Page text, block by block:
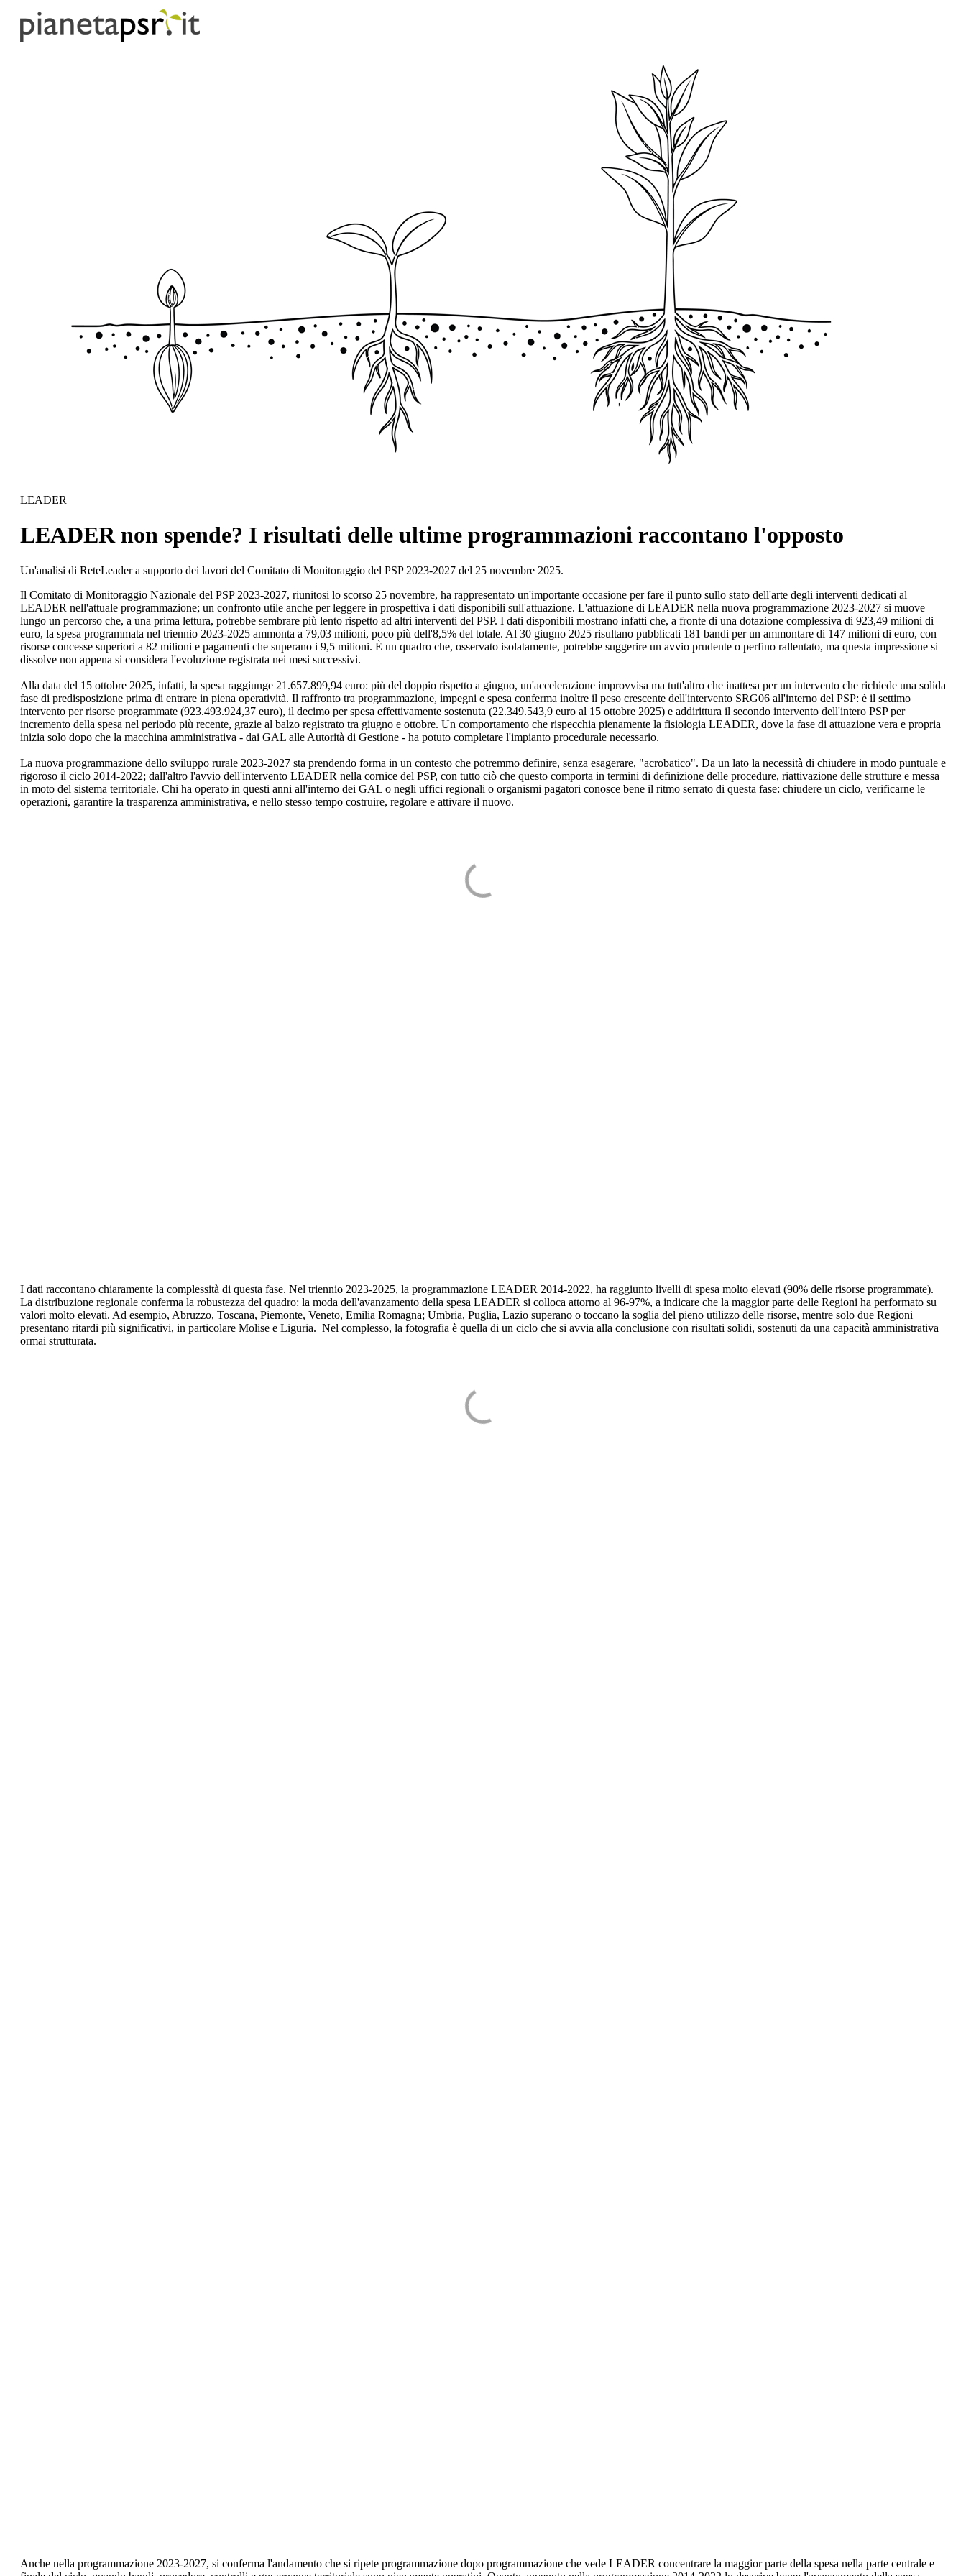
LEADER
LEADER non spende? I risultati delle ultime programmazioni raccontano l'opposto
Un'analisi di ReteLeader a supporto dei lavori del Comitato di Monitoraggio del PSP 2023-2027 del 25 novembre 2025.
Il Comitato di Monitoraggio Nazionale del PSP 2023-2027, riunitosi lo scorso 25 novembre, ha rappresentato un'importante occasione per fare il punto sullo stato dell'arte degli interventi dedicati al
LEADER nell'attuale programmazione; un confronto utile anche per leggere in prospettiva i dati disponibili sull'attuazione. L'attuazione di LEADER nella nuova programmazione 2023-2027 si muove
lungo un percorso che, a una prima lettura, potrebbe sembrare più lento rispetto ad altri interventi del PSP. I dati disponibili mostrano infatti che, a fronte di una dotazione complessiva di 923,49 milioni di
euro, la spesa programmata nel triennio 2023-2025 ammonta a 79,03 milioni, poco più dell'8,5% del totale. Al 30 giugno 2025 risultano pubblicati 181 bandi per un ammontare di 147 milioni di euro, con
risorse concesse superiori a 82 milioni e pagamenti che superano i 9,5 milioni. È un quadro che, osservato isolatamente, potrebbe suggerire un avvio prudente o perfino rallentato, ma questa impressione si
dissolve non appena si considera l'evoluzione registrata nei mesi successivi.
Alla data del 15 ottobre 2025, infatti, la spesa raggiunge 21.657.899,94 euro: più del doppio rispetto a giugno, un'accelerazione improvvisa ma tutt'altro che inattesa per un intervento che richiede una solida
fase di predisposizione prima di entrare in piena operatività. Il raffronto tra programmazione, impegni e spesa conferma inoltre il peso crescente dell'intervento SRG06 all'interno del PSP: è il settimo
intervento per risorse programmate (923.493.924,37 euro), il decimo per spesa effettivamente sostenuta (22.349.543,9 euro al 15 ottobre 2025) e addirittura il secondo intervento dell'intero PSP per
incremento della spesa nel periodo più recente, grazie al balzo registrato tra giugno e ottobre. Un comportamento che rispecchia pienamente la fisiologia LEADER, dove la fase di attuazione vera e propria
inizia solo dopo che la macchina amministrativa - dai GAL alle Autorità di Gestione - ha potuto completare l'impianto procedurale necessario.
La nuova programmazione dello sviluppo rurale 2023-2027 sta prendendo forma in un contesto che potremmo definire, senza esagerare, "acrobatico". Da un lato la necessità di chiudere in modo puntuale e
rigoroso il ciclo 2014-2022; dall'altro l'avvio dell'intervento LEADER nella cornice del PSP, con tutto ciò che questo comporta in termini di definizione delle procedure, riattivazione delle strutture e messa
in moto del sistema territoriale. Chi ha operato in questi anni all'interno dei GAL o negli uffici regionali o organismi pagatori conosce bene il ritmo serrato di questa fase: chiudere un ciclo, verificarne le
operazioni, garantire la trasparenza amministrativa, e nello stesso tempo costruire, regolare e attivare il nuovo.
I dati raccontano chiaramente la complessità di questa fase. Nel triennio 2023-2025, la programmazione LEADER 2014-2022, ha raggiunto livelli di spesa molto elevati (90% delle risorse programmate).
La distribuzione regionale conferma la robustezza del quadro: la moda dell'avanzamento della spesa LEADER si colloca attorno al 96-97%, a indicare che la maggior parte delle Regioni ha performato su
valori molto elevati. Ad esempio, Abruzzo, Toscana, Piemonte, Veneto, Emilia Romagna; Umbria, Puglia, Lazio superano o toccano la soglia del pieno utilizzo delle risorse, mentre solo due Regioni
presentano ritardi più significativi, in particolare Molise e Liguria. Nel complesso, la fotografia è quella di un ciclo che si avvia alla conclusione con risultati solidi, sostenuti da una capacità amministrativa
ormai strutturata.
Anche nella programmazione 2023-2027, si conferma l'andamento che si ripete programmazione dopo programmazione che vede LEADER concentrare la maggior parte della spesa nella parte centrale e